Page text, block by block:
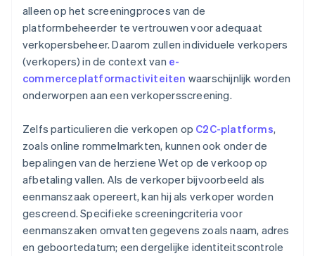
alleen op het screeningproces van de
platformbeheerder te vertrouwen voor adequaat
verkopersbeheer. Daarom zullen individuele verkopers
(verkopers) in de context van e-
commerceplatformactiviteiten waarschijnlijk worden
onderworpen aan een verkopersscreening.
Zelfs particulieren die verkopen op C2C-platforms,
zoals online rommelmarkten, kunnen ook onder de
bepalingen van de herziene Wet op de verkoop op
afbetaling vallen. Als de verkoper bijvoorbeeld als
eenmanszaak opereert, kan hij als verkoper worden
gescreend. Specifieke screeningcriteria voor
eenmanszaken omvatten gegevens zoals naam, adres
en geboortedatum; een dergelijke identiteitscontrole